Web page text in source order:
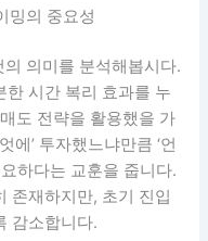
밍의 중요성
의미를 분석해봅시다.
한 시간 복리 효과를 누
도 전략을 활용했을 가
에’ 투자했느냐만큼 ‘언
요하다는 교훈을 줍니다.
존재하지만, 초기 진입
감소합니다.